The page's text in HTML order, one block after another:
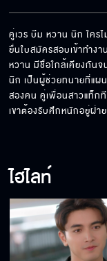
คู่เวร บีม หวาน นิก ใคร
ยื่นใบสมัครสอบเข้าทำง
หวาน มีชื่อใกล้เคียงกันจ
นิก เป็นผู้ช่วยทนายที่แผ
สองคน คู่เพื่อนสาวแท็ก
เขาต้องรับศึกหนักอยู่ฝ่า
ไฮไลท์